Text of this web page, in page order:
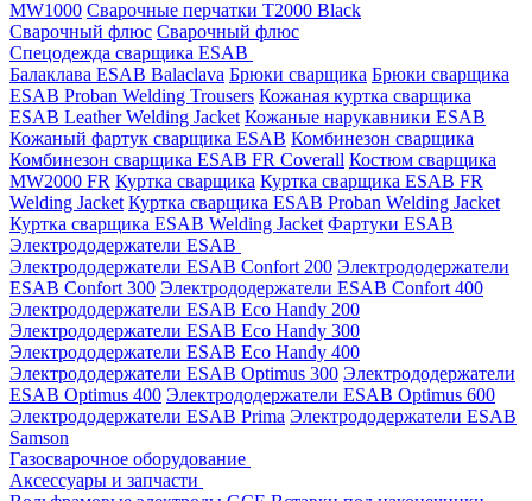
MW1000 Сварочные перчатки T2000 Black
Сварочный флюс Сварочный флюс
Спецодежда сварщика ESAB
Балаклава ESAB Balaclava Брюки сварщика Брюки сварщика
ESAB Proban Welding Trousers Кожаная куртка сварщика
ESAB Leather Welding Jacket Кожаные нарукавники ESAB
Кожаный фартук сварщика ESAB Комбинезон сварщика
Комбинезон сварщика ESAB FR Coverall Костюм сварщика
MW2000 FR Куртка сварщика Куртка сварщика ESAB FR
Welding Jacket Куртка сварщика ESAB Proban Welding Jacket
Куртка сварщика ESAB Welding Jacket Фартуки ESAB
Электрододержатели ESAB
Электрододержатели ESAB Confort 200 Электрододержатели
ESAB Confort 300 Электрододержатели ESAB Confort 400
Электрододержатели ESAB Eco Handy 200
Электрододержатели ESAB Eco Handy 300
Электрододержатели ESAB Eco Handy 400
Электрододержатели ESAB Optimus 300 Электрододержатели
ESAB Optimus 400 Электрододержатели ESAB Optimus 600
Электрододержатели ESAB Prima Электрододержатели ESAB
Samson
Газосварочное оборудование
Аксессуары и запчасти